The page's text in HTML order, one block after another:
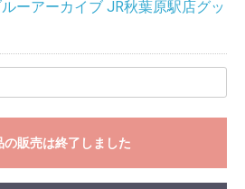
ーアーカイブ JR秋葉原駅店グッ
の販売は終了しました